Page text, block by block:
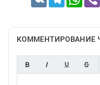
КОММЕНТИРОВАНИЕ